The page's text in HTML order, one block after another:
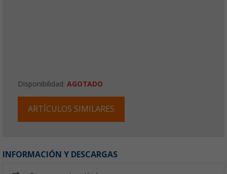
Disponibilidad: AGOTADO
ARTÍCULOS SIMILARES
INFORMACIÓN Y DESCARGAS